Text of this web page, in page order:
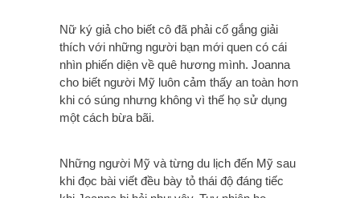
Nữ ký giả cho biết cô đã phải cố gắng giải
thích với những người bạn mới quen có cái
nhìn phiến diện về quê hương mình. Joanna
cho biết người Mỹ luôn cảm thấy an toàn hơn
khi có súng nhưng không vì thế họ sử dụng
một cách bừa bãi.
Những người Mỹ và từng du lịch đến Mỹ sau
khi đọc bài viết đều bày tỏ thái độ đáng tiếc